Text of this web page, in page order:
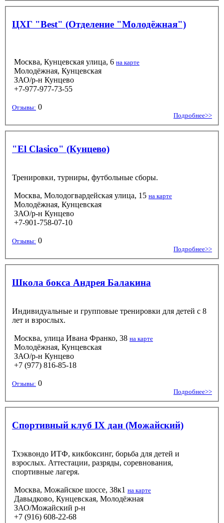
ЦХГ "Best" (Отделение "Молодёжная")
Москва, Кунцевская улица, 6 на карте
Молодёжная, Кунцевская
ЗАО/р-н Кунцево
+7-977-977-73-55
Отзывы: 0
Подробнее>>
"El Clasico" (Кунцево)
Тренировки, турниры, футбольные сборы.
Москва, Молодогвардейская улица, 15 на карте
Молодёжная, Кунцевская
ЗАО/р-н Кунцево
+7-901-758-07-10
Отзывы: 0
Подробнее>>
Школа бокса Андрея Балакина
Индивидуальные и групповые тренировки для детей с 8
лет и взрослых.
Москва, улица Ивана Франко, 38 на карте
Молодёжная, Кунцевская
ЗАО/р-н Кунцево
+7 (977) 816-85-18
Отзывы: 0
Подробнее>>
Спортивный клуб IX дан (Можайский)
Тхэквондо ИТФ, кикбоксинг, борьба для детей и
взрослых. Аттестации, разряды, соревнования,
спортивные лагеря.
Москва, Можайское шоссе, 38к1 на карте
Давыдково, Кунцевская, Молодёжная
ЗАО/Можайский р-н
+7 (916) 608-22-68